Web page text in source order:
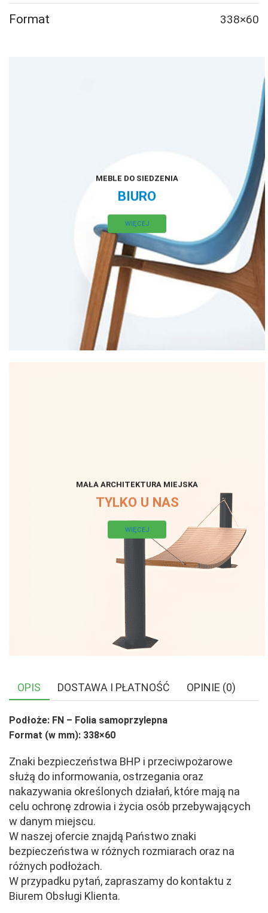
Format 338×60
MEBLE DO SIEDZENIA
BIURO
WIĘCEJ
MAŁA ARCHITEKTURA MIEJSKA
TYLKO U NAS
WIĘCEJ
OPIS DOSTAWA I PŁATNOŚĆ OPINIE (0)
Podłoże: FN – Folia samoprzylepna
Format (w mm): 338×60
Znaki bezpieczeństwa BHP i przeciwpożarowe
służą do informowania, ostrzegania oraz
nakazywania określonych działań, które mają na
celu ochronę zdrowia i życia osób przebywających
w danym miejscu.
W naszej ofercie znajdą Państwo znaki
bezpieczeństwa w różnych rozmiarach oraz na
różnych podłożach.
W przypadku pytań, zapraszamy do kontaktu z
Biurem Obsługi Klienta.